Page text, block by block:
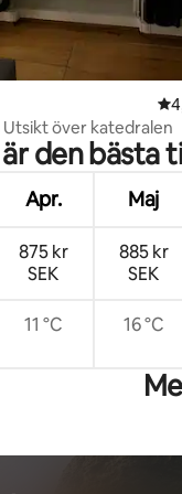
över katedralen
den bästa
Apr. Maj
875 kr
SEK
885 kr
SEK
11 °C 16 °C